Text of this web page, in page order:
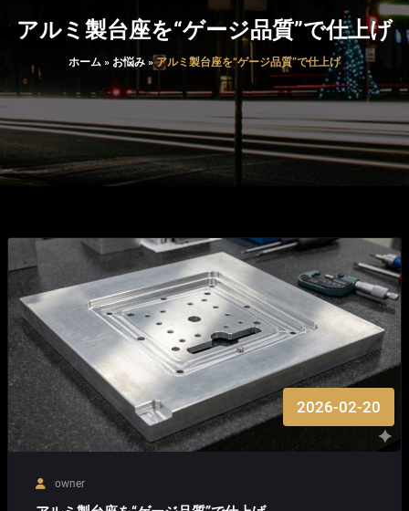
アルミ製台座を“ゲージ品質”で仕上げ
ホーム » お悩み »アルミ製台座を“ゲージ品質”で仕上げ
2026-02-20
owner